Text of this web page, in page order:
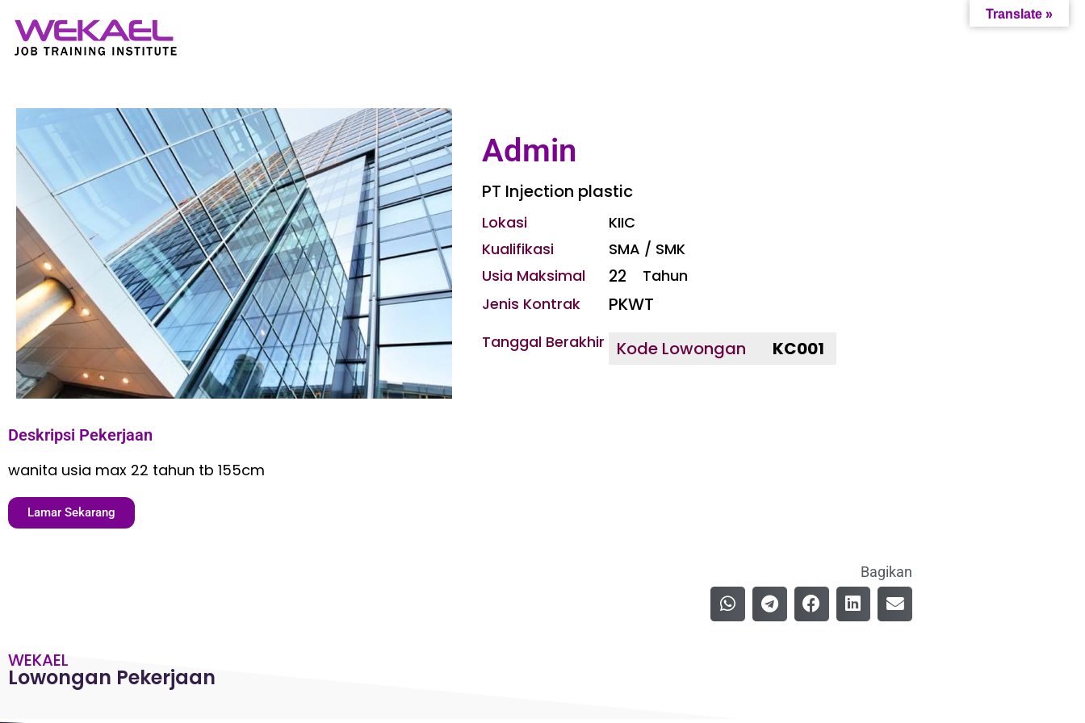
Admin
PT Injection plastic
Lokasi
KIIC
Kualifikasi
SMA / SMK
Usia Maksimal
22
Tahun
Jenis Kontrak
PKWT
Tanggal Berakhir Kode Lowongan KC001
Deskripsi Pekerjaan
wanita usia max 22 tahun tb 155cm
Lamar Sekarang
Bagikan
WEKAEL
Lowongan Pekerjaan
Translate »